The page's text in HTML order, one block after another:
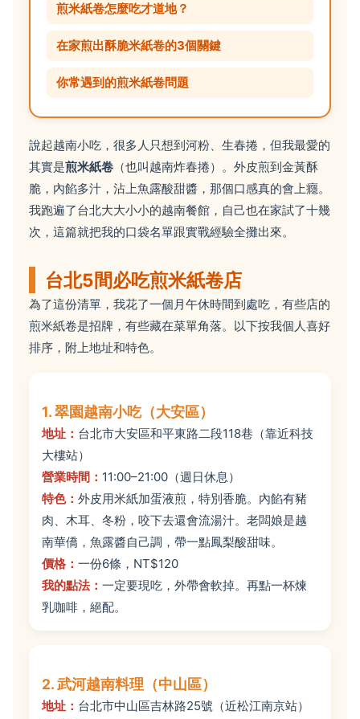
煎米紙卷怎麼吃才道地？
在家煎出酥脆米紙卷的3個關鍵
你常遇到的煎米紙卷問題
說起越南小吃，很多人只想到河粉、生春捲，但我最愛的
其實是煎米紙卷 （也叫越南炸春捲）。外皮煎到金黃酥
脆，內餡多汁，沾上魚露酸甜醬，那個口感真的會上癮。
我跑遍了台北大大小小的越南餐館，自己也在家試了十幾
次，這篇就把我的口袋名單跟實戰經驗全攤出來。
台北5間必吃煎米紙卷店
為了這份清單，我花了一個月午休時間到處吃，有些店的
煎米紙卷是招牌，有些藏在菜單角落。以下按我個人喜好
排序，附上地址和特色。
1. 翠園越南小吃（大安區）
地址： 台北市大安區和平東路二段118巷（靠近科技
大樓站）
營業時間： 11:00–21:00（週日休息）
特色： 外皮用米紙加蛋液煎，特別香脆。內餡有豬
肉、木耳、冬粉，咬下去還會流湯汁。老闆娘是越
南華僑，魚露醬自己調，帶一點鳳梨酸甜味。
價格： 一份6條，NT$120
我的點法： 一定要現吃，外帶會軟掉。再點一杯煉
乳咖啡，絕配。
2. 武河越南料理（中山區）
地址： 台北市中山區吉林路25號（近松江南京站）